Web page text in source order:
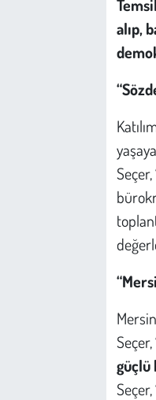
alıp,
Seçer,
Seçer,
güçlü
Seçer,